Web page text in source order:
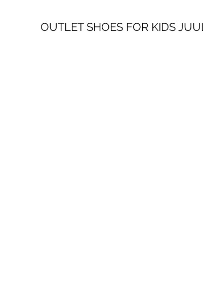
OUTLET SHOES FOR KIDS